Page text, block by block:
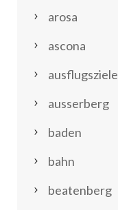
arosa
ascona
ausflugsziele
ausserberg
baden
bahn
beatenberg